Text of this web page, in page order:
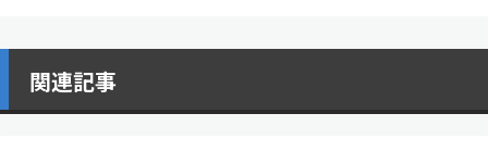
関連記事